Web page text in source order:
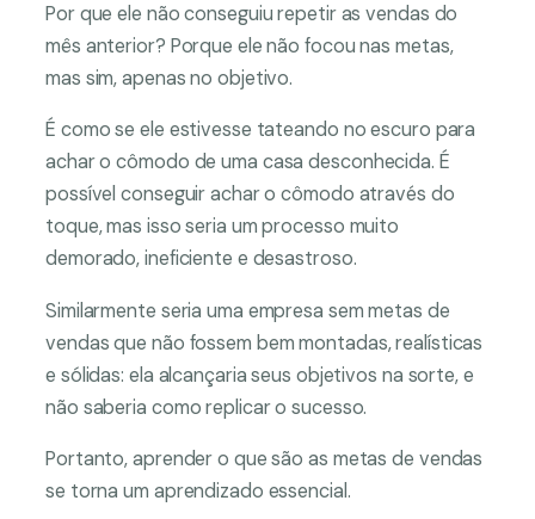
Por que ele não conseguiu repetir as vendas do
mês anterior? Porque ele não focou nas metas,
mas sim, apenas no objetivo.
É como se ele estivesse tateando no escuro para
achar o cômodo de uma casa desconhecida. É
possível conseguir achar o cômodo através do
toque, mas isso seria um processo muito
demorado, ineficiente e desastroso.
Similarmente seria uma empresa sem metas de
vendas que não fossem bem montadas, realísticas
e sólidas: ela alcançaria seus objetivos na sorte, e
não saberia como replicar o sucesso.
Portanto, aprender o que são as metas de vendas
se torna um aprendizado essencial.